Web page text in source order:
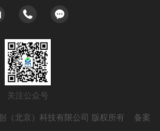
关注公众号
（北京）科技有限公司 版权所有 备案